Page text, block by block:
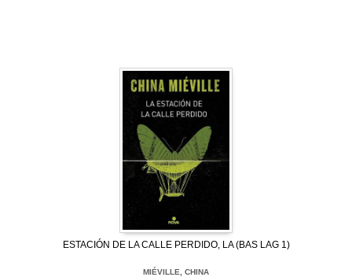
ESTACIÓN DE LA CALLE PERDIDO, LA (BAS LAG 1)
MIÉVILLE, CHINA